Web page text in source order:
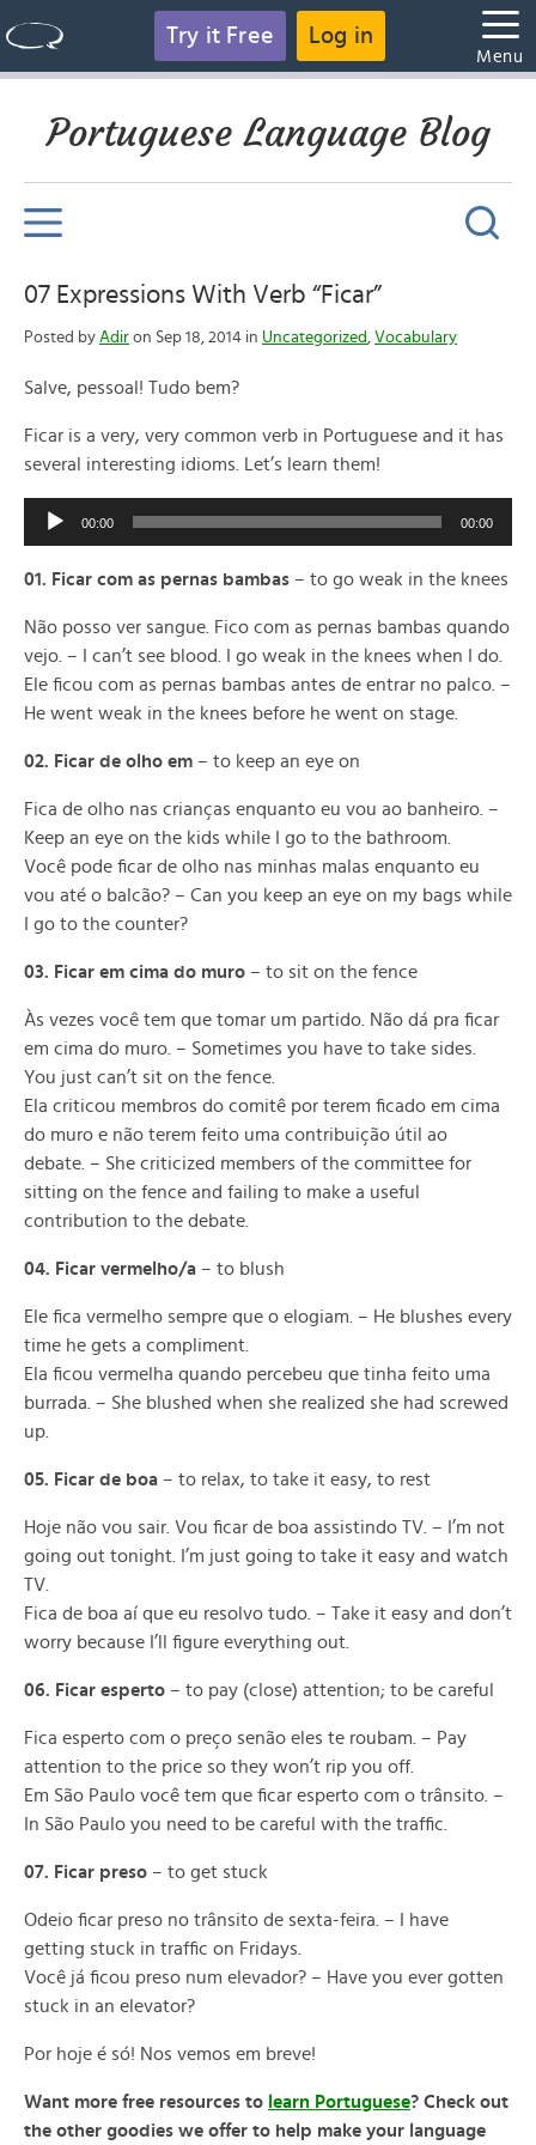
Try it Free Log in
Menu
Portuguese Language Blog
07 Expressions With Verb “Ficar”
Posted by Adir on Sep 18, 2014 in Uncategorized , Vocabulary
Salve, pessoal! Tudo bem?
Ficar is a very, very common verb in Portuguese and it has
several interesting idioms. Let’s learn them!
Audio
00:00 00:00
01. Ficar com as pernas bambas – to go weak in the knees
Não posso ver sangue. Fico com as pernas bambas quando
vejo. – I can’t see blood. I go weak in the knees when I do.
Ele ficou com as pernas bambas antes de entrar no palco. –
He went weak in the knees before he went on stage.
02. Ficar de olho em – to keep an eye on
Fica de olho nas crianças enquanto eu vou ao banheiro. –
Keep an eye on the kids while I go to the bathroom.
Você pode ficar de olho nas minhas malas enquanto eu
vou até o balcão? – Can you keep an eye on my bags while
I go to the counter?
03. Ficar em cima do muro – to sit on the fence
Às vezes você tem que tomar um partido. Não dá pra ficar
em cima do muro. – Sometimes you have to take sides.
You just can’t sit on the fence.
Ela criticou membros do comitê por terem ficado em cima
do muro e não terem feito uma contribuição útil ao
debate. – She criticized members of the committee for
sitting on the fence and failing to make a useful
contribution to the debate.
04. Ficar vermelho/a – to blush
Ele fica vermelho sempre que o elogiam. – He blushes every
time he gets a compliment.
Ela ficou vermelha quando percebeu que tinha feito uma
burrada. – She blushed when she realized she had screwed
up.
05. Ficar de boa – to relax, to take it easy, to rest
Hoje não vou sair. Vou ficar de boa assistindo TV. – I’m not
going out tonight. I’m just going to take it easy and watch
TV.
Fica de boa aí que eu resolvo tudo. – Take it easy and don’t
worry because I’ll figure everything out.
06. Ficar esperto – to pay (close) attention; to be careful
Fica esperto com o preço senão eles te roubam. – Pay
attention to the price so they won’t rip you off.
Em São Paulo você tem que ficar esperto com o trânsito. –
In São Paulo you need to be careful with the traffic.
07. Ficar preso – to get stuck
Odeio ficar preso no trânsito de sexta-feira. – I have
getting stuck in traffic on Fridays.
Você já ficou preso num elevador? – Have you ever gotten
stuck in an elevator?
Por hoje é só! Nos vemos em breve!
Want more free resources to learn Portuguese? Check out
the other goodies we offer to help make your language